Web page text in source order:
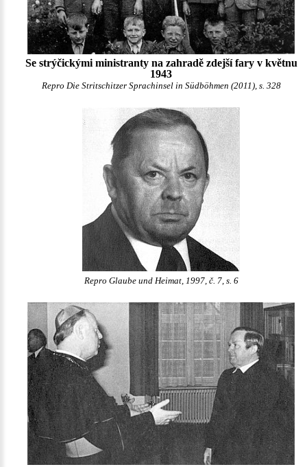
Se strýčickými ministranty na zahradě zdejší fary v květnu
1943
Repro Die Stritschitzer Sprachinsel in Südböhmen (2011), s. 328
Repro Glaube und Heimat, 1997, č. 7, s. 6